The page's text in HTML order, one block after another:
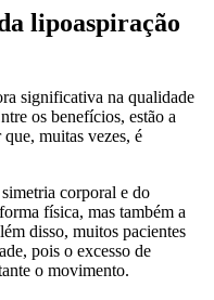
lipoaspiração
significativa na qualidade
os benefícios, estão a
muitas vezes, é
corporal e do
física, mas também a
disso, muitos pacientes
pois o excesso de
o movimento.